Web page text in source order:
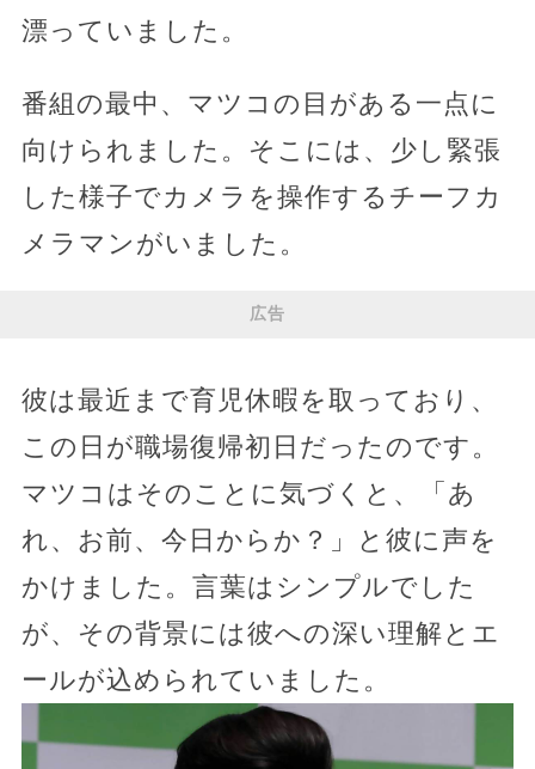
漂っていました。
番組の最中、マツコの目がある一点に
向けられました。そこには、少し緊張
した様子でカメラを操作するチーフカ
メラマンがいました。
広告
彼は最近まで育児休暇を取っており、
この日が職場復帰初日だったのです。
マツコはそのことに気づくと、「あ
れ、お前、今日からか？」と彼に声を
かけました。言葉はシンプルでした
が、その背景には彼への深い理解とエ
ールが込められていました。